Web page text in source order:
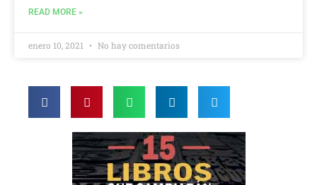
READ MORE »
enero 10, 2021 No hay comentarios